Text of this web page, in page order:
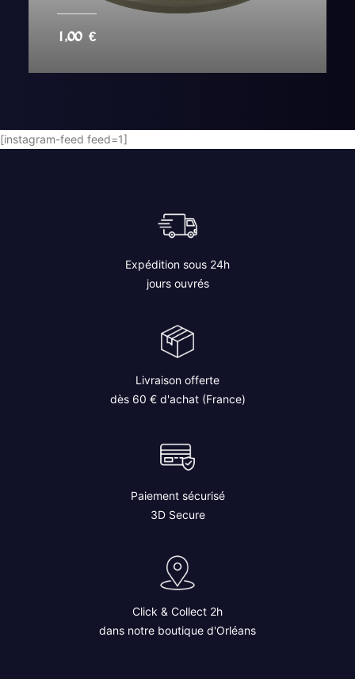
1,00 €
[instagram-feed feed=1]
Expédition sous 24h
jours ouvrés
Livraison offerte
dès 60 € d'achat (France)
Paiement sécurisé
3D Secure
Click & Collect 2h
dans notre boutique d'Orléans